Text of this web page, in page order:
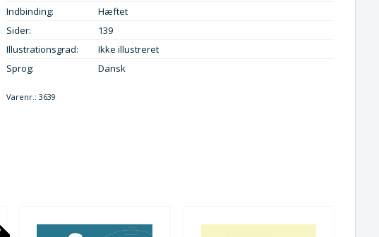
Indbinding:
Hæftet
Sider:
139
Illustrationsgrad:
Ikke illustreret
Sprog:
Dansk
Varenr.:3639